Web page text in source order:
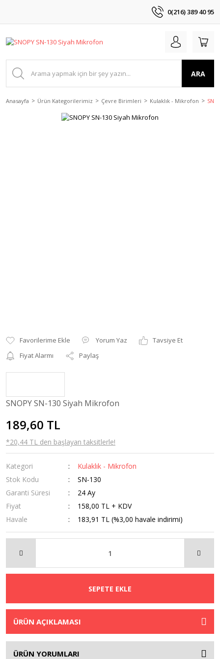
0(216) 389 40 95
ARA
Anasayfa Ürün Kategorilerimiz Çevre Birimleri Kulaklık - Mikrofon
Yorum Yaz
Tavsiye Et
Fiyat Alarmı
Paylaş
SNOPY SN-130 Siyah Mikrofon
189,60 TL
*20,44 TL den başlayan taksitlerle!
Kategori
Kulaklık - Mikrofon
Stok Kodu
SN-130
Garanti Süresi
24 Ay
Fiyat
158,00 TL + KDV
Havale
183,91 TL (%3,00 havale indirimi)
SEPETE EKLE
ÜRÜN AÇIKLAMASI
ÜRÜN YORUMLARI